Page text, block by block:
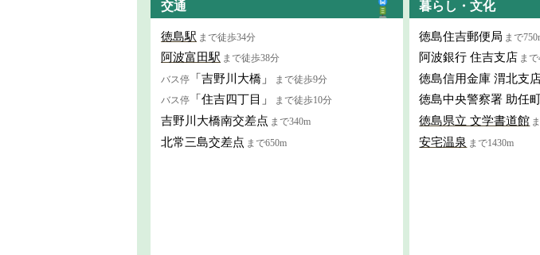
交通
徳島駅 まで徒歩34分
阿波富田駅 まで徒歩38分
バス停 「吉野川大橋」
まで徒歩9分
バス停 「住吉四丁目」 まで徒歩10分
吉野川大橋南交差点 まで340m
北常三島交差点 まで650m
暮らし・文化
徳島住吉郵便局 まで
阿波銀行 住吉支店 ま
徳島信用金庫 渭北支
徳島中央警察署 助任
徳島県立 文学書道館
安宅温泉 まで1430m